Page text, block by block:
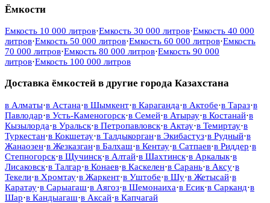
Ёмкости
Емкость 10 000 литров·Емкость 30 000 литров·Емкость 40 000
литров·Емкость 50 000 литров·Емкость 60 000 литров·Емкость
70 000 литров·Емкость 80 000 литров·Емкость 90 000
литров·Емкость 100 000 литров
Доставка ёмкостей в другие города Казахстана
в Алматы·в Астана·в Шымкент·в Караганда·в Актобе·в Тараз·в
Павлодар·в Усть-Каменогорск·в Семей·в Атырау·в Костанай·в
Кызылорда·в Уральск·в Петропавловск·в Актау·в Темиртау·в
Туркестан·в Кокшетау·в Талдыкорган·в Экибастуз·в Рудный·в
Жанаозен·в Жезказган·в Балхаш·в Кентау·в Сатпаев·в Риддер·в
Степногорск·в Щучинск·в Алтай·в Шахтинск·в Аркалык·в
Лисаковск·в Талгар·в Конаев·в Каскелен·в Сарань·в Аксу·в
Текели·в Хромтау·в Жаркент·в Уштобе·в Шу·в Жетысай·в
Каратау·в Сарыагаш·в Аягоз·в Шемонаиха·в Есик·в Сарканд·в
Шар·в Кандыагаш·в Аксай·в Капчагай